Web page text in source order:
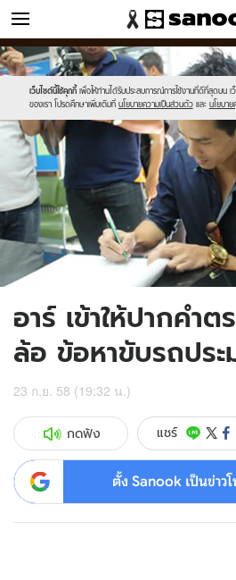
ข่าว
เว็บไซต์นี้ใช้คุกกี้ เพื่อให้ท่านได้รับประสบการณ์การใช้งานที่ดีที่สุดบน เ
ของเรา โปรดศึกษาเพิ่มเติมที่ นโยบายความเป็นส่วนตัว และ นโยบาย
Sanook
//s.isanook.com/sr/0/images/logo-
new-
sanook.png
600
60
//s.isanook.com/ns/0/ud/374/1870750/
อาร์ เข้าให้ปากคำ
ล้อ ข้อหาขับรถประ
23 ก.ย. 58 (19:32 น.)
กดฟัง แชร์
ตั้ง Sanook เป็นข่า